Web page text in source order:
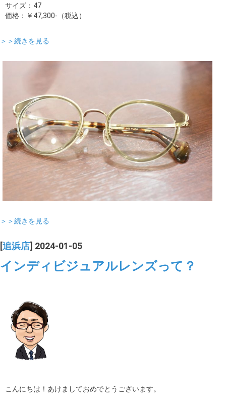
サイズ：47
価格：￥47,300-（税込）
＞＞続きを見る
＞＞続きを見る
[追浜店] 2024-01-05
インディビジュアルレンズって？
こんにちは！あけましておめでとうございます。